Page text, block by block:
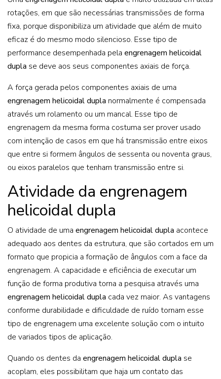
rotações, em que são necessárias transmissões de forma
fixa, porque disponibiliza um atividade que além de muito
eficaz é do mesmo modo silencioso. Esse tipo de
performance desempenhada pela engrenagem helicoidal
dupla se deve aos seus componentes axiais de força.
A força gerada pelos componentes axiais de uma
engrenagem helicoidal dupla normalmente é compensada
através um rolamento ou um mancal. Esse tipo de
engrenagem da mesma forma costuma ser prover usado
com intenção de casos em que há transmissão entre eixos
que entre si formem ângulos de sessenta ou noventa graus,
ou eixos paralelos que tenham transmissão entre si.
Atividade da engrenagem
helicoidal dupla
O atividade de uma engrenagem helicoidal dupla acontece
adequado aos dentes da estrutura, que são cortados em um
formato que propicia a formação de ângulos com a face da
engrenagem. A capacidade e eficiência de executar um
função de forma produtiva torna a pesquisa através uma
engrenagem helicoidal dupla cada vez maior. As vantagens
conforme durabilidade e dificuldade de ruído tornam esse
tipo de engrenagem uma excelente solução com o intuito
de variados tipos de aplicação.
Quando os dentes da engrenagem helicoidal dupla se
acoplam, eles possibilitam que haja um contato das